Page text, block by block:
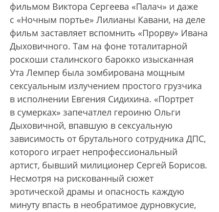
фильмом Виктора Сергеева «Палач» и даже
с «Ночным портье» Лилианы Кавани, на деле
фильм заставляет вспомнить «Прорву» Ивана
Дыховичного. Там на фоне тоталитарной
роскоши сталинского барокко изысканная
Ута Лемпер была зомбирована мощным
сексуальным излучением простого грузчика
в исполнении Евгения Сидихина. «Портрет
в сумерках» запечатлел героиню Ольги
Дыховичной, впавшую в сексуальную
зависимость от брутального сотрудника ДПС,
которого играет непрофессиональный
артист, бывший милиционер Сергей Борисов.
Несмотря на рискованный сюжет
эротической драмы и опасность каждую
минуту впасть в необратимое дурновкусие,